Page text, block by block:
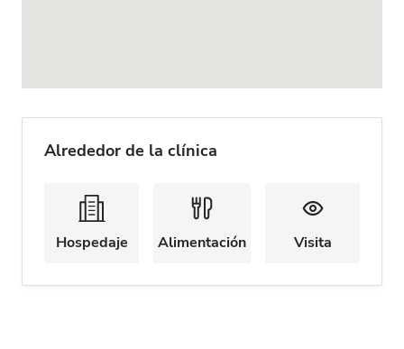
Alrededor de la clínica
Hospedaje Alimentación Visita